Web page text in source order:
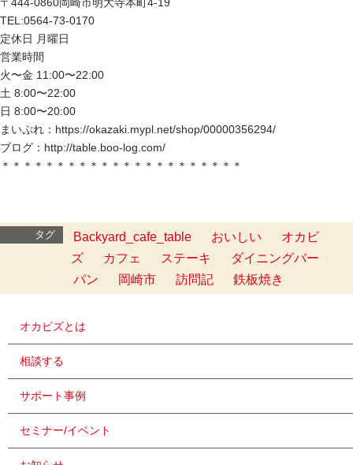
〒444-0860岡崎市明大寺本町4-19
TEL:0564-73-0170
定休日 月曜日
営業時間
火〜金 11:00〜22:00
土 8:00〜22:00
日 8:00〜20:00
まいぷれ：https://okazaki.mypl.net/shop/00000356294/
ブログ：http://table.boo-log.com/
＊＊＊＊＊＊＊＊＊＊＊＊＊＊＊＊＊＊＊＊＊＊
タグ Backyard_cafe_table おいしい
オカビ
ズ
カフェ ステーキ
ダイニングバー
パン
岡崎市 訪問記 鉄板焼き
オカビズとは
相談する
サポート事例
セミナー/イベント